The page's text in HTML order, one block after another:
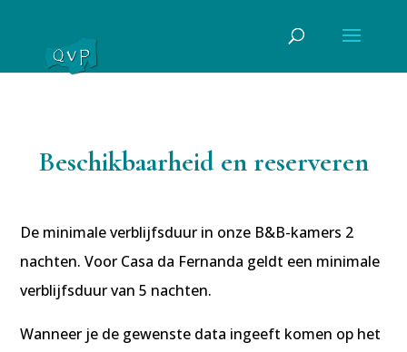
Beschikbaarheid en reserveren
De minimale verblijfsduur in onze B&B-kamers 2
nachten. Voor Casa da Fernanda geldt een minimale
verblijfsduur van 5 nachten.
Wanneer je de gewenste data ingeeft komen op het